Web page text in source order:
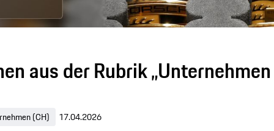
aus der Rubrik „Unternehmen
(CH) 17.04.2026